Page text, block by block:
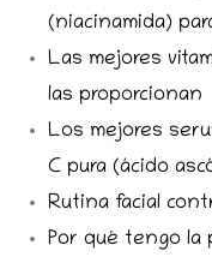
(niacinamida)
Las mejores
las proporcionan
Los mejores
C pura (ácido
Rutina facial
Por qué tengo la